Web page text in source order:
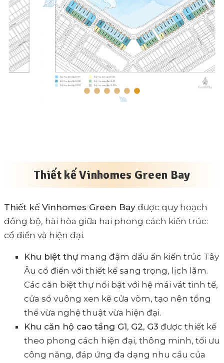
Thiết kế Vinhomes Green Bay
Thiết kế Vinhomes Green Bay được quy hoạch
đồng bộ, hài hòa giữa hai phong cách kiến trúc:
cổ điển và hiện đại.
Khu biệt thự mang đậm dấu ấn kiến trúc Tây
Âu cổ điển với thiết kế sang trọng, lịch lãm.
Các căn biệt thự nổi bật với hệ mái vát tinh tế,
cửa sổ vuông xen kẽ cửa vòm, tạo nên tổng
thể vừa nghệ thuật vừa hiện đại.
Khu căn hộ cao tầng G1, G2, G3 được thiết kế
theo phong cách hiện đại, thông minh, tối ưu
công năng, đáp ứng đa dạng nhu cầu của